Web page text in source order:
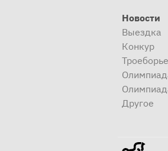
Новости
Выездка
Конкур
Троеборье
Другое